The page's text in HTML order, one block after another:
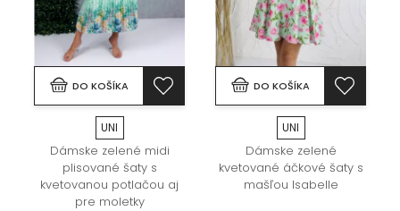
DO KOŠÍKA
UNI
Dámske zelené midi
plisované šaty s
kvetovanou potlačou aj
pre moletky
DO KOŠÍKA
UNI
Dámske zelené
kvetované áčkové šaty s
mašľou Isabelle